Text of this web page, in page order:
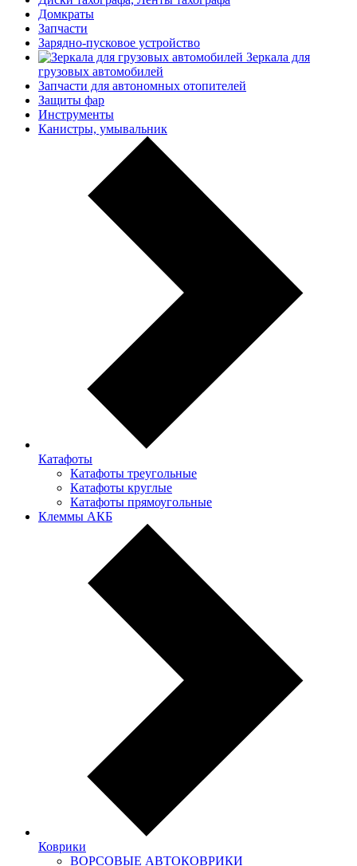
Домкраты
Запчасти
Зарядно-пусковое устройство
Зеркала для
грузовых автомобилей
Запчасти для автономных отопителей
Защиты фар
Инструменты
Канистры, умывальник
Катафоты
Катафоты треугольные
Катафоты круглые
Катафоты прямоугольные
Клеммы АКБ
Коврики
ВОРСОВЫЕ АВТОКОВРИКИ